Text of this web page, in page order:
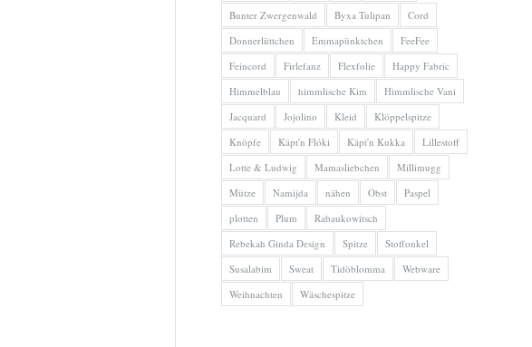
Bunter Zwergenwald
Byxa Tulipan
Cord
Donnerlüttchen
Emmapünktchen
FeeFee
Feincord
Firlefanz Flexfolie
Happy Fabric
Himmelblau
himmlische Kim
Himmlische Vani
Jacquard
Jojolino Kleid
Klöppelspitze
Knöpfe
Käpt'n Flóki Käpt'n Kukka
Lillestoff
Lotte & Ludwig
Mamasliebchen
Millimugg
Mütze
Namijda nähen Obst
Paspel
plotten
Plum
Rabaukowitsch
Rebekah Ginda Design
Spitze
Stoffonkel
Susalabim
Sweat Tidöblomma
Webware
Weihnachten
Wäschespitze